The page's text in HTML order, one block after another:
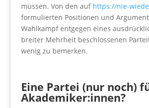
müssen. Von den auf https://nie-
formulierten Positionen und
Wahlkampf entgegen eines
breiter Mehrheit beschlossenen
wenig zu bemerken.
Eine Partei (nur noch)
Akademiker:innen?